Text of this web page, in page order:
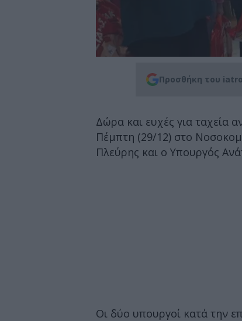
Προσθήκη του
Δώρα και ευχές για ταχεία
Πέμπτη (29/12) στο
Πλεύρης και ο Υπουργός
Οι δύο υπουργοί κατά την